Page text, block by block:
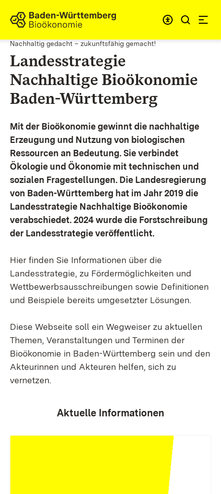
Zum Inhalt springen
Link zur Startseite
Nachhaltig gedacht – zukunftsfähig gemacht!
Landesstrategie
Nachhaltige Bioökonomie
Baden-Württemberg
Mit der Bioökonomie gewinnt die nachhaltige
Erzeugung und Nutzung von biologischen
Ressourcen an Bedeutung. Sie verbindet
Ökologie und Ökonomie mit technischen und
sozialen Fragestellungen. Die Landesregierung
von Baden-Württemberg hat im Jahr 2019 die
Landesstrategie Nachhaltige Bioökonomie
verabschiedet. 2024 wurde die Forstschreibung
der Landesstrategie veröffentlicht.
Hier finden Sie Informationen über die
Landesstrategie, zu Fördermöglichkeiten und
Wettbewerbsausschreibungen sowie Definitionen
und Beispiele bereits umgesetzter Lösungen.
Diese Webseite soll ein Wegweiser zu aktuellen
Themen, Veranstaltungen und Terminen der
Bioökonomie in Baden-Württemberg sein und den
Akteurinnen und Akteuren helfen, sich zu
vernetzen.
Aktuelle Informationen